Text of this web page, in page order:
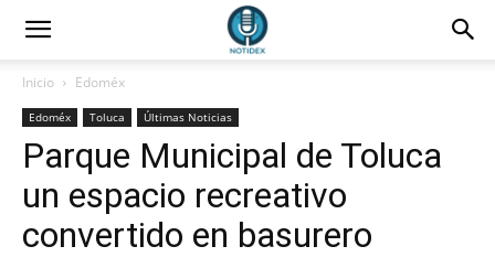
Inicio Edoméx
Edoméx Toluca Últimas Noticias
Parque Municipal de Toluca
un espacio recreativo
convertido en basurero